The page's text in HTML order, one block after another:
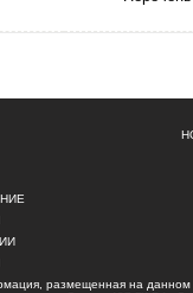
размещенная на данном